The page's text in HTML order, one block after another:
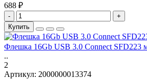
688 ₽
-
+
Купить
Флешка 16Gb USB 3.0 Connect SFD223
..
2
Артикул: 2000000013374